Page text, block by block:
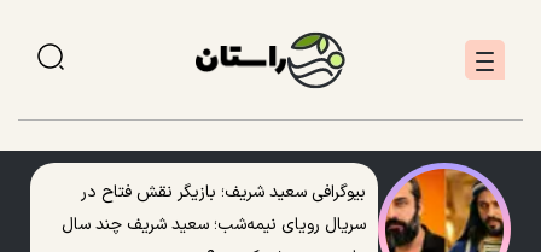
بیوگرافی سعید شریف؛ بازیگر نقش فتاح در
سریال رویای نیمه‌شب؛ سعید شریف چند سال